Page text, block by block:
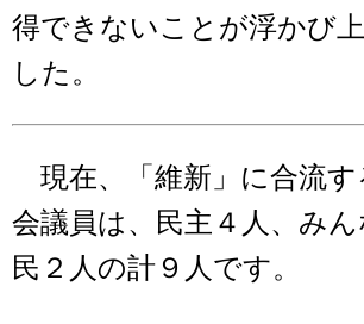
得できないことが浮かび
した。
現在、「維新」に合流す
会議員は、民主４人、みん
民２人の計９人です。